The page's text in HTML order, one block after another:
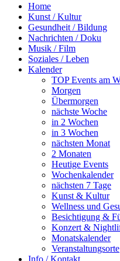
Home
Kunst / Kultur
Gesundheit / Bildung
Nachrichten / Doku
Musik / Film
Soziales / Leben
Kalender
TOP Events am
Morgen
Übermorgen
nächste Woche
in 2 Wochen
in 3 Wochen
nächsten Monat
2 Monaten
Heutige Events
Wochenkalender
nächsten 7 Tage
Kunst & Kultur
Wellness und
Besichtigung &
Konzert &
Monatskalender
Veranstaltungsorte
Info / Kontakt